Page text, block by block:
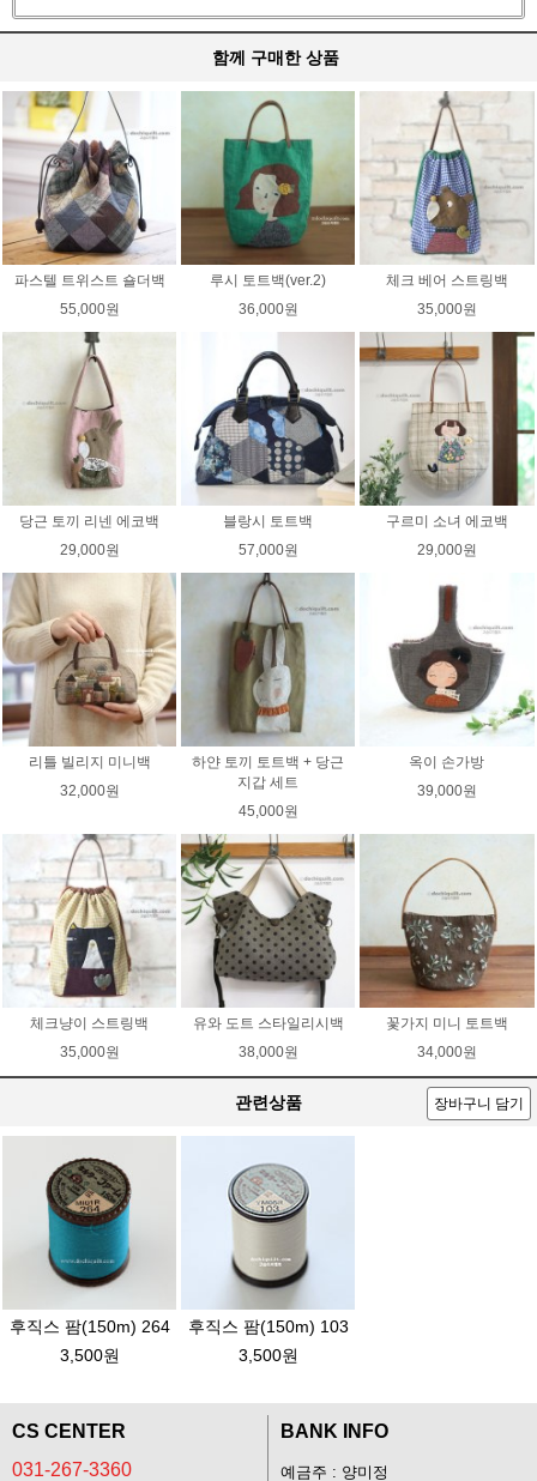
함께 구매한 상품
파스텔 트위스트 숄더백
55,000원
루시 토트백(ver.2)
36,000원
체크 베어 스트링백
35,000원
당근 토끼 리넨 에코백
29,000원
블랑시 토트백
57,000원
구르미 소녀 에코백
29,000원
리틀 빌리지 미니백
32,000원
하얀 토끼 토트백 + 당근
지갑 세트
45,000원
옥이 손가방
39,000원
체크냥이 스트링백
35,000원
유와 도트 스타일리시백
38,000원
꽃가지 미니 토트백
34,000원
관련상품 장바구니 담기
후직스 팜(150m) 264
3,500원
후직스 팜(150m) 103
3,500원
CS CENTER
031-267-3360
BANK INFO
예금주 : 양미정